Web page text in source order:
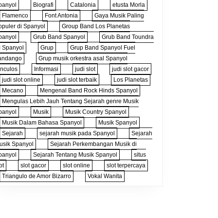
Biografi Catalonia
etusta Morla
Flamenco
Font Antonia
Gaya Musik Paling
di Spanyol
Group Band Los Planetas
Grub Band Spanyol
Grub Band Toundra
Spanyol
Grup
Grup Band Spanyol Fuel
Grup musik orkestra asal Spanyol
Informasi judi slot
judi slot gacor
judi slot online
judi slot terbaik
Los Planetas
Mecano
Mengenal Band Rock Hinds Spanyol
Mengulas Lebih Jauh Tentang Sejarah genre Musik
Musik
Musik Country Spanyol
Musik Dalam Bahasa Spanyol
Musik Spanyol
Sejarah
sejarah musik pada Spanyol
Sejarah
Spanyol
Sejarah Perkembangan Musik di
Sejarah Tentang Musik Spanyol
situs
slot gacor slot online
slot terpercaya
Triangulo de Amor Bizarro
Vokal Wanita